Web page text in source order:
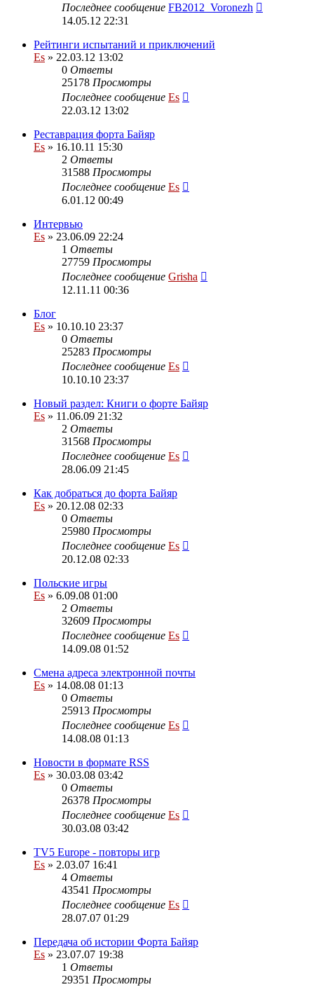
Последнее сообщение FB2012_Voronezh
14.05.12 22:31
Рейтинги испытаний и приключений
Es » 22.03.12 13:02
0 Ответы
25178 Просмотры
Последнее сообщение Es
22.03.12 13:02
Реставрация форта Байяр
Es » 16.10.11 15:30
2 Ответы
31588 Просмотры
Последнее сообщение Es
6.01.12 00:49
Интервью
Es » 23.06.09 22:24
1 Ответы
27759 Просмотры
Последнее сообщение Grisha
12.11.11 00:36
Блог
Es » 10.10.10 23:37
0 Ответы
25283 Просмотры
Последнее сообщение Es
10.10.10 23:37
Новый раздел: Книги о форте Байяр
Es » 11.06.09 21:32
2 Ответы
31568 Просмотры
Последнее сообщение Es
28.06.09 21:45
Как добраться до форта Байяр
Es » 20.12.08 02:33
0 Ответы
25980 Просмотры
Последнее сообщение Es
20.12.08 02:33
Польские игры
Es » 6.09.08 01:00
2 Ответы
32609 Просмотры
Последнее сообщение Es
14.09.08 01:52
Смена адреса электронной почты
Es » 14.08.08 01:13
0 Ответы
25913 Просмотры
Последнее сообщение Es
14.08.08 01:13
Новости в формате RSS
Es » 30.03.08 03:42
0 Ответы
26378 Просмотры
Последнее сообщение Es
30.03.08 03:42
TV5 Europe - повторы игр
Es » 2.03.07 16:41
4 Ответы
43541 Просмотры
Последнее сообщение Es
28.07.07 01:29
Передача об истории Форта Байяр
Es » 23.07.07 19:38
1 Ответы
29351 Просмотры